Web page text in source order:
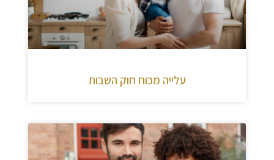
עלייה מכוח חוק השבות